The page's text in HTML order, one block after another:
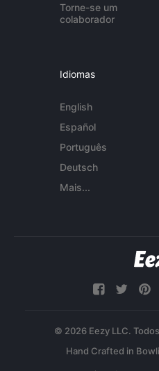
Torne-se um
colaborador
Idiomas
English
Español
Português
Deutsch
Mais...
© 2026 Eezy LLC.